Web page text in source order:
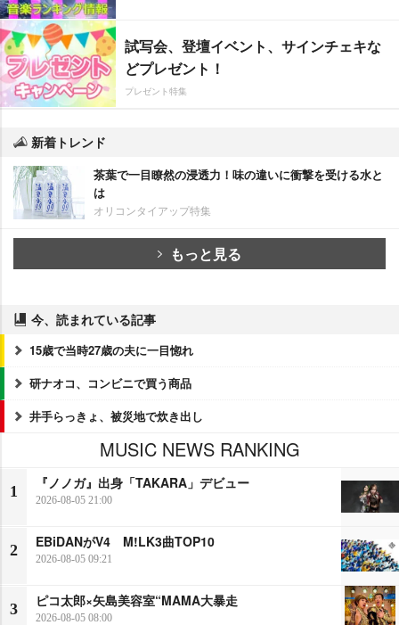
試写会、登壇イベント、サインチェキな
どプレゼント！
プレゼント特集
新着トレンド
茶葉で一目瞭然の浸透力！味の違いに衝撃を受ける水と
は
オリコンタイアップ特集
もっと見る
今、読まれている記事
15歳で当時27歳の夫に一目惚れ
研ナオコ、コンビニで買う商品
井手らっきょ、被災地で炊き出し
MUSIC NEWS RANKING
1
『ノノガ』出身「TAKARA」デビュー
2026-08-05 21:00
2
EBiDANがV4 M!LK3曲TOP10
2026-08-05 09:21
3
ピコ太郎×矢島美容室“MAMA大暴走
2026-08-05 08:00